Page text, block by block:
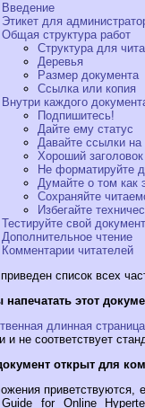
Введение
Этикет для
Общая структура работ
Структура для
Деревья
Размер документа
Ссылка или копия
Внутри каждого
Подпишитесь!
Дайте ему статус
Давайте ссылки на
Хороший заголовок
Не форматируйте
Думайте о том как
Сохраняйте
Избегайте
Тестируйте свой документ
Дополнительное чтение
Комментарии читателей
список всех
напечатать этот
длинная страница
и не соответствует
открыт для
приветствуются,
for Online